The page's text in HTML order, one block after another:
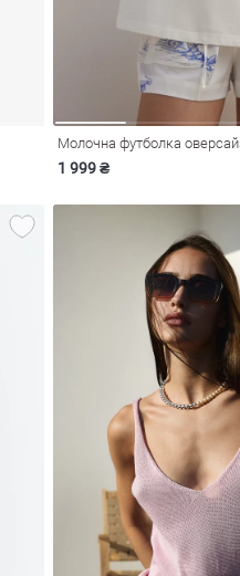
Молочна футболка
1 999 ₴